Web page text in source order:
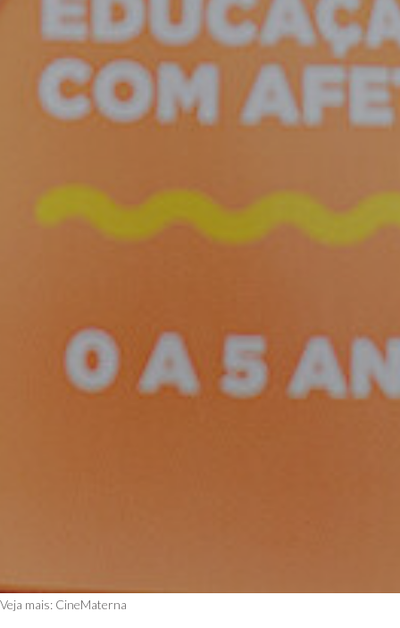
Veja mais: CineMaterna